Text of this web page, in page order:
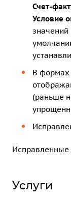
Счет-
Условие
значений
В формах
(раньше
Услуги